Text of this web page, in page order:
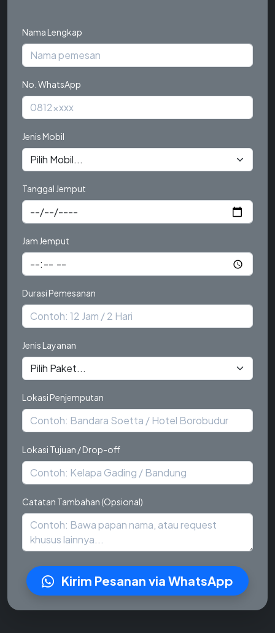
Nama Lengkap
No. WhatsApp
Jenis Mobil
Tanggal Jemput
Jam Jemput
Durasi Pemesanan
Jenis Layanan
Lokasi Penjemputan
Lokasi Tujuan / Drop-off
Catatan Tambahan (Opsional)
Kirim Pesanan via WhatsApp